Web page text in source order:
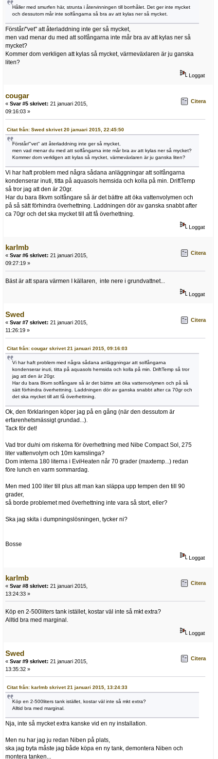
Håller med smurfen här, strunta i återvinningen till borrhålet. Det ger inte mycket
och dessutom mår inte solfångarna så bra av att kylas ner så mycket.
Förstår/"vet" att återladdning inte ger så mycket,
men vad menar du med att solfångarna inte mår bra av att kylas ner så
mycket?
Kommer dom verkligen att kylas så mycket, värmeväxlaren är ju ganska
liten?
Loggat
cougar
« Svar #5 skrivet: 21 januari 2015,
09:16:03 »
Citera
Citat från: Swed skrivet 20 januari 2015, 22:45:50
Förstår/"vet" att återladdning inte ger så mycket,
men vad menar du med att solfångarna inte mår bra av att kylas ner så mycket?
Kommer dom verkligen att kylas så mycket, värmeväxlaren är ju ganska liten?
Vi har haft problem med några sådana anläggningar att solfångarna
kondenserar inuti, titta på aquasols hemsida och kolla på min. DriftTemp
så tror jag att den är 20gr.
Har du bara 8kvm solfångare så är det bättre att öka vattenvolymen och
på så sätt förhindra överhettning. Laddningen dör av ganska snabbt after
ca 70gr och det ska mycket till att få överhettning.
Loggat
karlmb
« Svar #6 skrivet: 21 januari 2015,
09:27:19 »
Citera
Bäst är att spara värmen I källaren, inte nere i grundvattnet...
Loggat
Swed
« Svar #7 skrivet: 21 januari 2015,
11:26:19 »
Citera
Citat från: cougar skrivet 21 januari 2015, 09:16:03
Vi har haft problem med några sådana anläggningar att solfångarna
kondenserar inuti, titta på aquasols hemsida och kolla på min. DriftTemp så tror
jag att den är 20gr.
Har du bara 8kvm solfångare så är det bättre att öka vattenvolymen och på så
sätt förhindra överhettning. Laddningen dör av ganska snabbt after ca 70gr och
det ska mycket till att få överhettning.
Ok, den förklaringen köper jag på en gång (när den dessutom är
erfarenhetsmässigt grundad...).
Tack för det!
Vad tror du/ni om riskerna för överhettning med Nibe Compact Sol, 275
liter vattenvolym och 10m kamslinga?
Dom interna 180 literna i EviHeaten når 70 grader (maxtemp...) redan
före lunch en varm sommardag.
Men med 100 liter till plus att man kan släppa upp tempen den till 90
grader,
så borde problemet med överhettning inte vara så stort, eller?
Ska jag skita i dumpningslösningen, tycker ni?
Bosse
Loggat
karlmb
« Svar #8 skrivet: 21 januari 2015,
13:24:33 »
Citera
Köp en 2-500liters tank istället, kostar väl inte så mkt extra?
Alltid bra med marginal.
Loggat
Swed
« Svar #9 skrivet: 21 januari 2015,
13:35:32 »
Citera
Citat från: karlmb skrivet 21 januari 2015, 13:24:33
Köp en 2-500liters tank istället, kostar väl inte så mkt extra?
Alltid bra med marginal.
Nja, inte så mycket extra kanske vid en ny installation.
Men nu har jag ju redan Niben på plats,
ska jag byta måste jag både köpa en ny tank, demontera Niben och
montera tanken...